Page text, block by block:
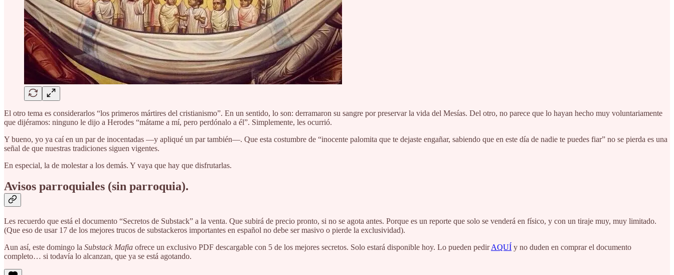
El otro tema es considerarlos “los primeros mártires del cristianismo”. En un sentido, lo son: derramaron su sangre por preservar la vida del Mesías. Del otro, no parece que lo hayan hecho muy voluntariamente
que dijéramos: ninguno le dijo a Herodes “mátame a mí, pero perdónalo a él”. Simplemente, les ocurrió.
Y bueno, yo ya caí en un par de inocentadas —y apliqué un par también—. Que esta costumbre de “inocente palomita que te dejaste engañar, sabiendo que en este día de nadie te puedes fiar” no se pierda es una
señal de que nuestras tradiciones siguen vigentes.
En especial, la de molestar a los demás. Y vaya que hay que disfrutarlas.
Avisos parroquiales (sin parroquia).
Les recuerdo que está el documento “Secretos de Substack” a la venta. Que subirá de precio pronto, si no se agota antes. Porque es un reporte que solo se venderá en físico, y con un tiraje muy, muy limitado.
(Que eso de usar 17 de los mejores trucos de substackeros importantes en español no debe ser masivo o pierde la exclusividad).
Aun así, este domingo la Substack Mafia ofrece un exclusivo PDF descargable con 5 de los mejores secretos. Solo estará disponible hoy. Lo pueden pedirAQUÍ y no duden en comprar el documento
completo… si todavía lo alcanzan, que ya se está agotando.